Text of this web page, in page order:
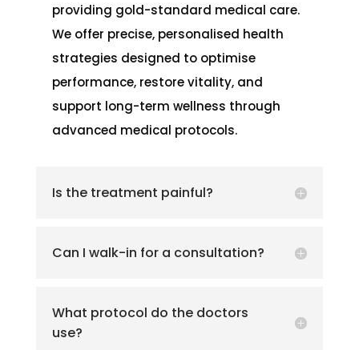
providing gold-standard medical care.
We offer precise, personalised health
strategies designed to optimise
performance, restore vitality, and
support long-term wellness through
advanced medical protocols.
Is the treatment painful?
Can I walk-in for a consultation?
What protocol do the doctors
use?